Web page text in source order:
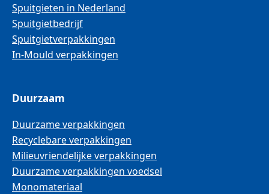
Spuitgieten in Nederland
Spuitgietbedrijf
Spuitgietverpakkingen
In-Mould verpakkingen
Duurzaam
Duurzame verpakkingen
Recyclebare verpakkingen
Milieuvriendelijke verpakkingen
Duurzame verpakkingen voedsel
Monomateriaal